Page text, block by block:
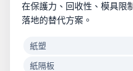
在保護力、回收性、模具限
落地的替代方案。
紙塑
紙隔板